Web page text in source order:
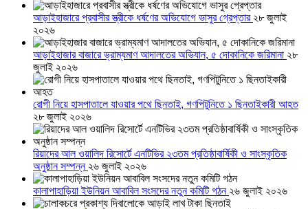
আড়াইহাজারে প্রবাসীর স্ত্রীকে ধর্ষণের অভিযোগে ভাসুর গ্রেপ্তার ২৮ জুলাই
২০২৬
আড়াইহাজার বাজারে ভ্রাম্যমাণ আদালতের অভিযান, ৫ দোকানিকে জরিমানা ২৮
জুলাই ২০২৬
রোগী নিয়ে হাসপাতালে যাওয়ার পথে ছিনতাই, গণপিটুনিতে ১ ছিনতাইকারী আহত
২৮ জুলাই ২০২৬
রিয়াদের আল ওয়ালিদ রিসোর্টে এনটিভির ২৩তম প্রতিষ্ঠাবার্ষিকী ও সাংস্কৃতিক
অনুষ্ঠান সম্পন্ন ২৬ জুলাই ২০২৬
কালাপাহাড়িয়া ইউনিয়ন আবাবিল সংসদের নতুন কমিটি গঠন ২৬ জুলাই ২০২৬